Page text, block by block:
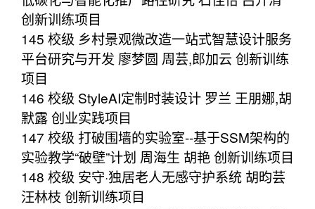
创新训练项目
145 校级 乡村景观微改造一站式智慧设计服务
平台研究与开发 廖梦圆 周芸,郎加云 创新训练
项目
146 校级 StyleAI定制时装设计 罗兰 王朋娜,胡
默露 创业实践项目
147 校级 打破围墙的实验室--基于SSM架构的
实验教学“破壁”计划 周海生 胡艳 创新训练项目
148 校级 安守·独居老人无感守护系统 胡昀芸
汪林枝 创新训练项目